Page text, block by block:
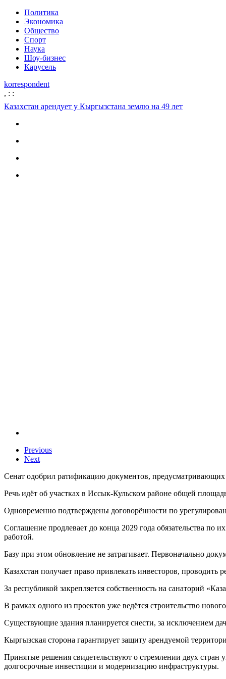
Политика
Экономика
Общество
Спорт
Наука
Шоу-бизнес
Карусель
korrespondent
, : :
Казахстан арендует у Кыргызстана землю на 49 лет
Previous
Next
Сенат одобрил ратификацию документов, предусматривающих
Речь идёт об участках в Иссык-Кульском районе общей
Одновременно подтверждены договорённости по
Соглашение продлевает до конца 2029 года обязательства
работой.
Базу при этом обновление не затрагивает. Первоначально
Казахстан получает право привлекать инвесторов,
За республикой закрепляется собственность на санаторий
В рамках одного из проектов уже ведётся строительство
Существующие здания планируется снести, за исключением
Кыргызская сторона гарантирует защиту арендуемой
Принятые решения свидетельствуют о стремлении двух стран
долгосрочные инвестиции и модернизацию инфраструктуры.